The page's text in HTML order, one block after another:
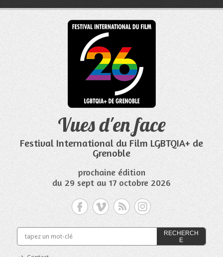
Vues d'en face
Festival International du Film LGBTQIA+ de
Grenoble
prochaine édition
du 29 sept au 17 octobre 2026
RECHERCH
E